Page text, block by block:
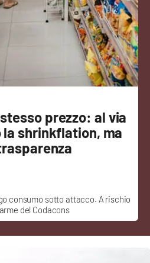
prezzo: al via
shrinkflation, ma
consumo sotto attacco. A rischio
del Codacons